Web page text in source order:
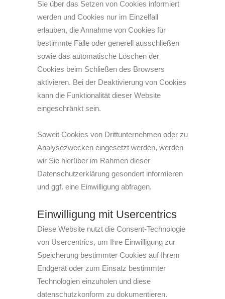
Sie über das Setzen von Cookies informiert
werden und Cookies nur im Einzelfall
erlauben, die Annahme von Cookies für
bestimmte Fälle oder generell ausschließen
sowie das automatische Löschen der
Cookies beim Schließen des Browsers
aktivieren. Bei der Deaktivierung von Cookies
kann die Funktionalität dieser Website
eingeschränkt sein.
Soweit Cookies von Drittunternehmen oder zu
Analysezwecken eingesetzt werden, werden
wir Sie hierüber im Rahmen dieser
Datenschutzerklärung gesondert informieren
und ggf. eine Einwilligung abfragen.
Einwilligung mit Usercentrics
Diese Website nutzt die Consent-Technologie
von Usercentrics, um Ihre Einwilligung zur
Speicherung bestimmter Cookies auf Ihrem
Endgerät oder zum Einsatz bestimmter
Technologien einzuholen und diese
datenschutzkonform zu dokumentieren.